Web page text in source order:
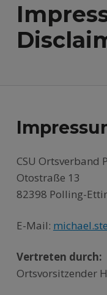
CSU Ortsverband
Otostraße 13
82398 Polling-
E-Mail:
Vertreten durch:
Ortsvorsitzender